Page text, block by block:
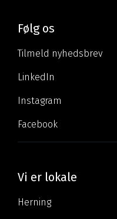
Følg os
Tilmeld nyhedsbrev
LinkedIn
Instagram
Facebook
Vi er lokale
Herning